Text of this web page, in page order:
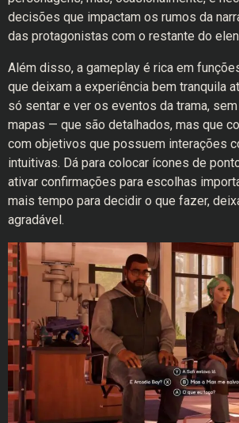
decisões que impactam os rumos da
das protagonistas com o restante do
Além disso, a gameplay é rica em
que deixam a experiência bem tranquila
só sentar e ver os eventos da trama,
mapas — que são detalhados, mas que
com objetivos que possuem interações
intuitivas. Dá para colocar ícones de
ativar confirmações para escolhas
mais tempo para decidir o que fazer,
agradável.